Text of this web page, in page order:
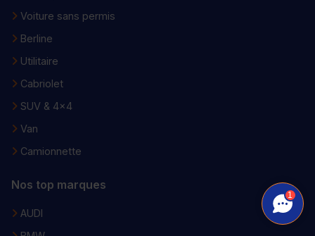
Voiture sans permis
Berline
Utilitaire
Cabriolet
SUV & 4x4
Van
Camionnette
Nos top marques
AUDI
1